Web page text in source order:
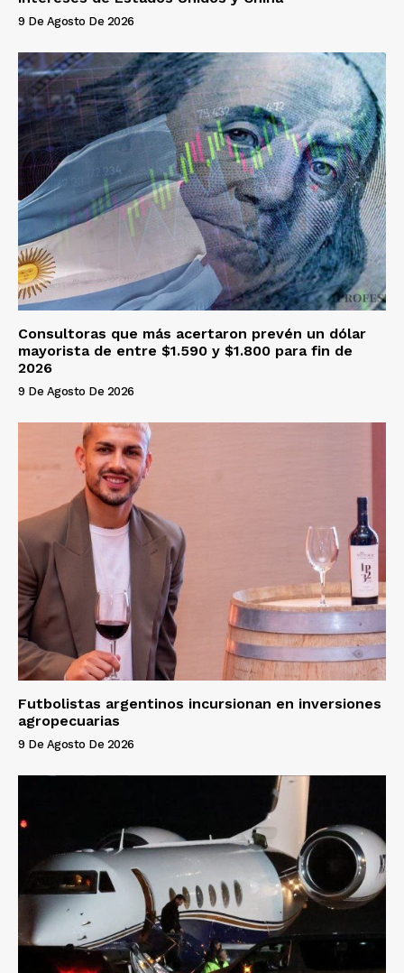
9 De Agosto De 2026
Consultoras que más acertaron prevén un dólar
mayorista de entre $1.590 y $1.800 para fin de
2026
9 De Agosto De 2026
Futbolistas argentinos incursionan en inversiones
agropecuarias
9 De Agosto De 2026